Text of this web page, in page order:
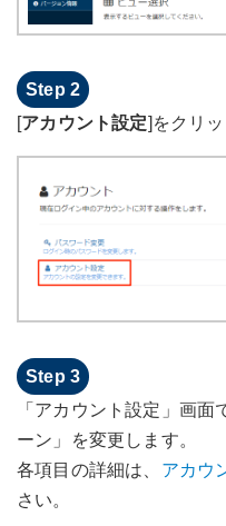
[アカウント設定]をクリッ
「アカウント設定」画
ーン」を変更します。
各項目の詳細は、 アカウ
さい。